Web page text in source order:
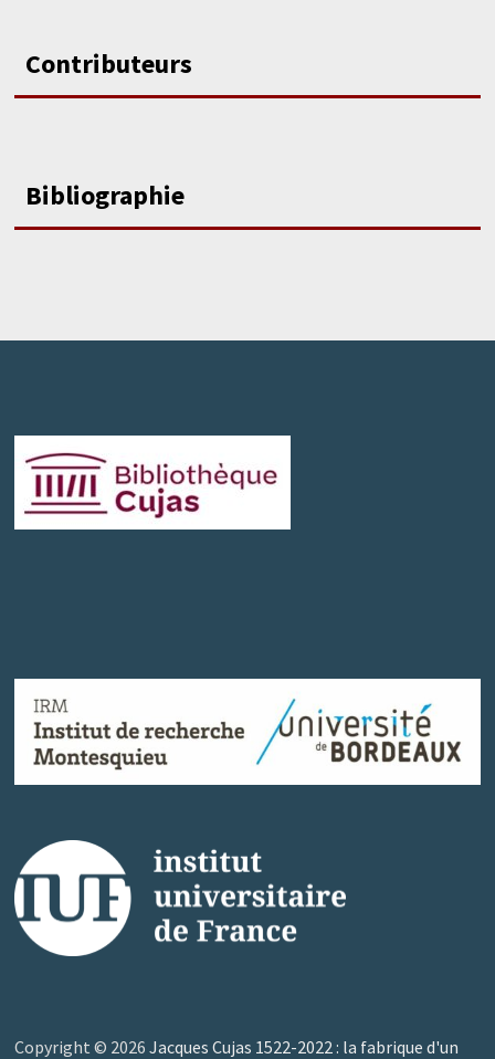
Contributeurs
Bibliographie
Copyright © 2026 Jacques Cujas 1522-2022 : la fabrique d'un